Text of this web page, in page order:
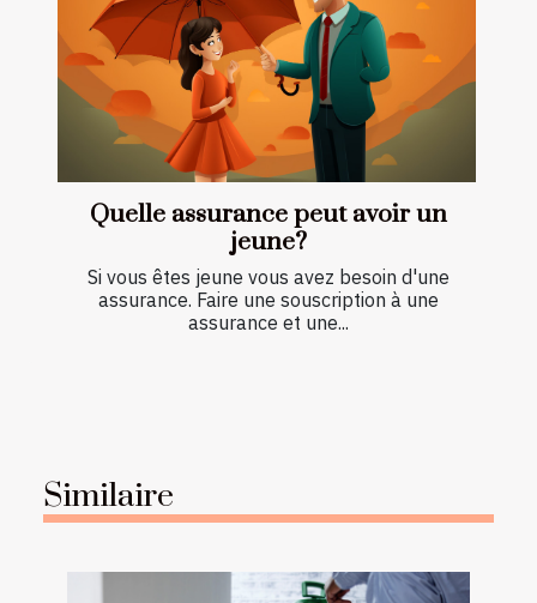
Quelle assurance peut avoir un
jeune?
Si vous êtes jeune vous avez besoin d'une
assurance. Faire une souscription à une
assurance et une...
Similaire